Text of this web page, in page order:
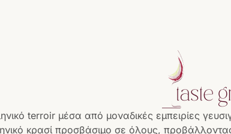
terroir μέσα από μοναδικές εμπειρίες
κρασί προσβάσιμο σε όλους,